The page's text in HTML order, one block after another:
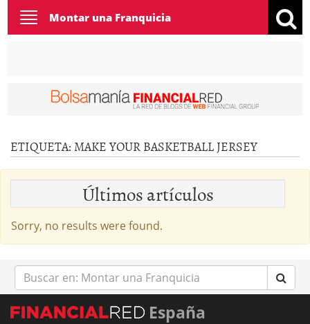
Toggle
navigation
Montar una Franquicia
ETIQUETA: MAKE YOUR BASKETBALL JERSEY
Últimos artículos
Sorry, no results were found.
Buscar
en:
España